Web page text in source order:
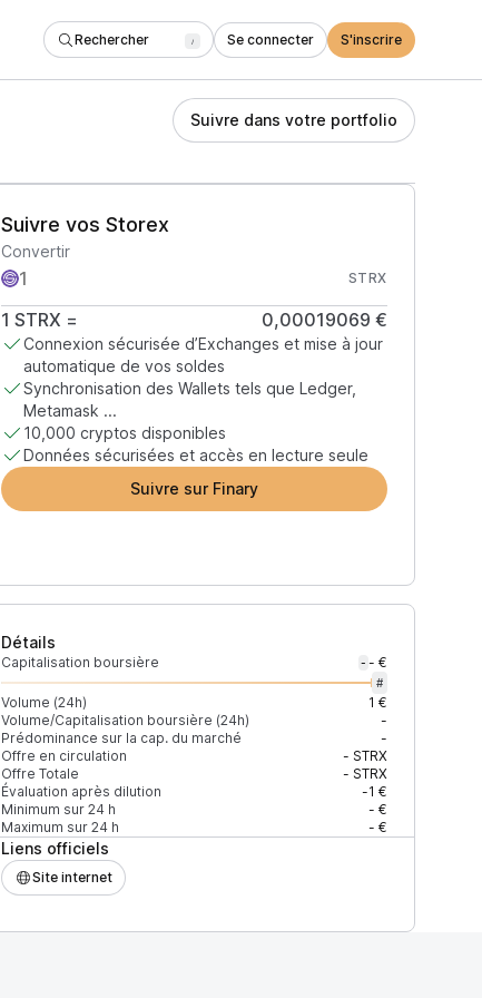
Rechercher / Se connecter S'inscrire
Suivre dans votre portfolio
Suivre vos Storex
Convertir
STRX
1 STRX = 0,00019069 €
Connexion sécurisée d’Exchanges et mise à jour
automatique de vos soldes
Synchronisation des Wallets tels que Ledger,
Metamask ...
10,000 cryptos disponibles
Données sécurisées et accès en lecture seule
Suivre sur Finary
Détails
Capitalisation boursière - - €
#
Volume (24h)
1 €
Volume/Capitalisation boursière (24h)
-
Prédominance sur la cap. du marché
-
Offre en circulation
- STRX
Offre Totale
- STRX
Évaluation après dilution
-1 €
Minimum sur 24 h
- €
Maximum sur 24 h
- €
Liens officiels
Site internet